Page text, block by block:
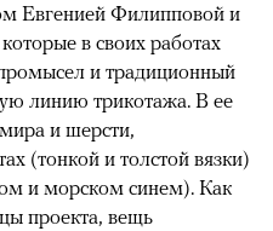
Евгенией Филипповой и
в своих работах
и традиционный
линию трикотажа. В ее
и шерсти,
(тонкой и толстой вязки)
и морском синем). Как
проекта, вещь